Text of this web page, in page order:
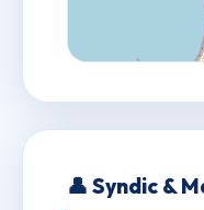
👤 Syndic &